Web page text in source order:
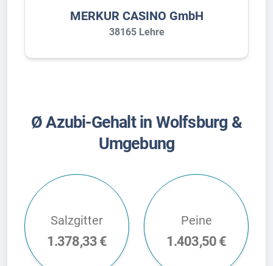
MERKUR CASINO GmbH
38165 Lehre
Ø Azubi-Gehalt in Wolfsburg &
Umgebung
Salzgitter
1.378,33 €
Peine
1.403,50 €